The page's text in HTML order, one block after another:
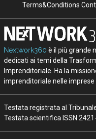
Terms&Conditions
Nextwork360 è il più grande
dedicati ai temi della
Imprenditoriale. Ha la
imprenditoriale nelle
Testata registrata al
Testata scientifica ISSN